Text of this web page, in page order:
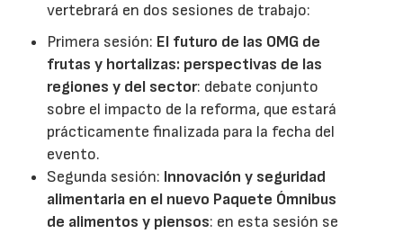
vertebrará en dos sesiones de trabajo:
Primera sesión: El futuro de las OMG de
frutas y hortalizas: perspectivas de las
regiones y del sector: debate conjunto
sobre el impacto de la reforma, que estará
prácticamente finalizada para la fecha del
evento.
Segunda sesión: Innovación y seguridad
alimentaria en el nuevo Paquete Ómnibus
de alimentos y piensos: en esta sesión se